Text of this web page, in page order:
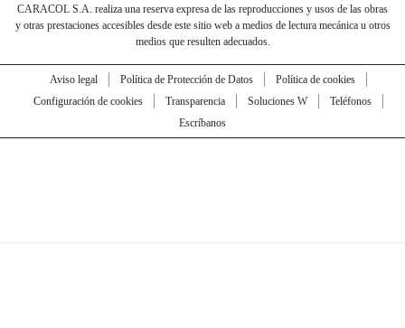
CARACOL S.A. realiza una reserva expresa de las reproducciones y usos de las obras
y otras prestaciones accesibles desde este sitio web a medios de lectura mecánica u otros
medios que resulten adecuados.
Aviso legal Política de Protección de Datos
Política de cookies
Configuración de cookies
Transparencia Soluciones W
Teléfonos
Escríbanos